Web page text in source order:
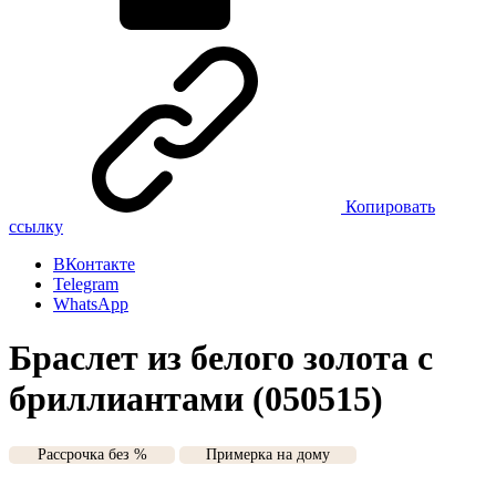
Копировать
ссылку
ВКонтакте
Telegram
WhatsApp
Браслет из белого золота с
бриллиантами (050515)
Рассрочка без % Примерка на дому